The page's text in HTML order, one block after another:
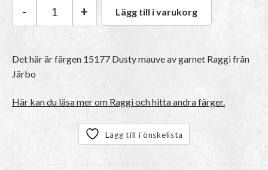
Järbo Raggi | 15177 Dusty mauve mängd
- + Lägg till i varukorg
Det här är färgen 15177 Dusty mauveav garnet Raggifrån
Järbo
Här kan du läsa mer om Raggi och hitta andra färger.
Lägg till i önskelista